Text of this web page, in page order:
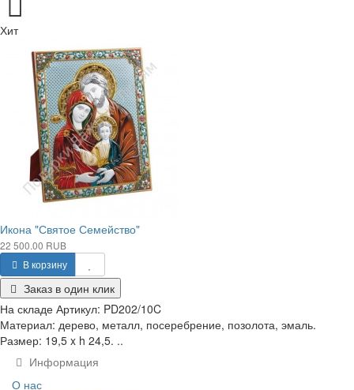
Хит
Икона "Святое Семейство"
22 500.00 RUB
В корзину
Заказ в один клик
На складе Артикул: PD202/10C
Материал: дерево, металл, посеребрение, позолота, эмаль.
Размер: 19,5 x h 24,5. ..
Информация
О нас